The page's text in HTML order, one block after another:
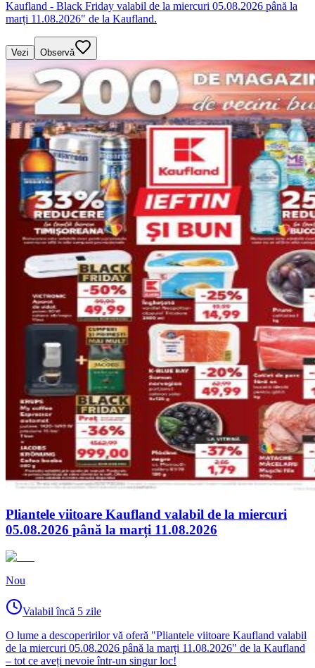
Kaufland - Black Friday valabil de la miercuri 05.08.2026 până la
marți 11.08.2026" de la Kaufland.
Vezi Observă
Pliantele viitoare Kaufland valabil de la miercuri
05.08.2026 până la marți 11.08.2026
Nou
Valabil încă 5 zile
O lume a descoperirilor vă oferă "Pliantele viitoare Kaufland valabil
de la miercuri 05.08.2026 până la marți 11.08.2026" de la Kaufland
– tot ce aveți nevoie într-un singur loc!